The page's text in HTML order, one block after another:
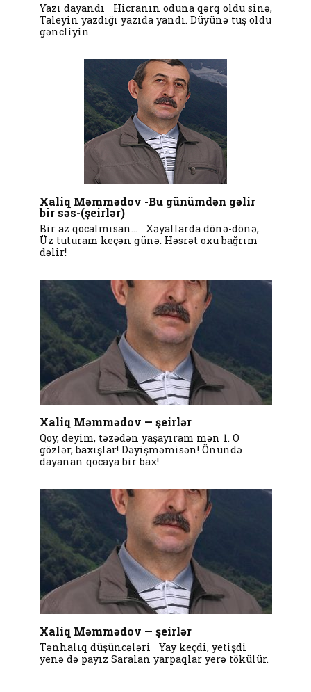
Yazı dayandı Hicranın oduna qərq oldu sinə,
Taleyin yazdığı yazıda yandı. Düyünə tuş oldu
gəncliyin
Xaliq Məmmədov -Bu günümdən gəlir
bir səs-(şeirlər)
Bir az qocalmısan… Xəyallarda dönə-dönə,
Üz tuturam keçən günə. Həsrət oxu bağrım
dəlir!
Xaliq Məmmədov — şeirlər
Qoy, deyim, təzədən yaşayıram mən 1. O
gözlər, baxışlar! Dəyişməmisən! Önündə
dayanan qocaya bir bax!
Xaliq Məmmədov — şeirlər
Tənhalıq düşüncələri Yay keçdi, yetişdi
yenə də payız Saralan yarpaqlar yerə tökülür.